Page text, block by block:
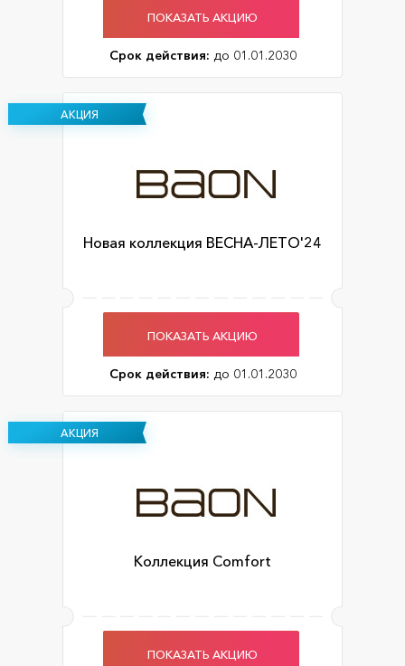
ПОКАЗАТЬ АКЦИЮ
Срок действия: до 01.01.2030
АКЦИЯ
Новая коллекция ВЕСНА-ЛЕТО'24
ПОКАЗАТЬ АКЦИЮ
Срок действия: до 01.01.2030
АКЦИЯ
Коллекция Comfort
ПОКАЗАТЬ АКЦИЮ